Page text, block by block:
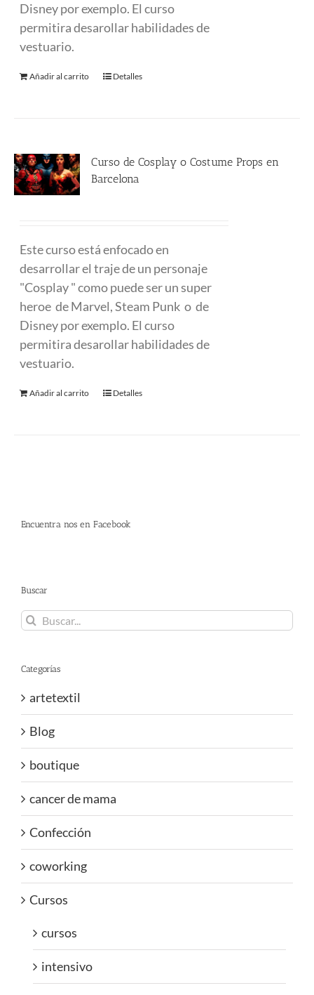
Disney por exemplo. El curso
permitira desarollar habilidades de
vestuario.
Añadir al carrito Detalles
Curso de Cosplay o Costume Props en
Barcelona
Este curso está enfocado en
desarrollar el traje de un personaje
"Cosplay " como puede ser un super
heroe de Marvel, Steam Punk o de
Disney por exemplo. El curso
permitira desarollar habilidades de
vestuario.
Añadir al carrito Detalles
Encuentra nos en Facebook
Buscar
Buscar:
Categorías
artetextil
Blog
boutique
cancer de mama
Confección
coworking
Cursos
cursos
intensivo